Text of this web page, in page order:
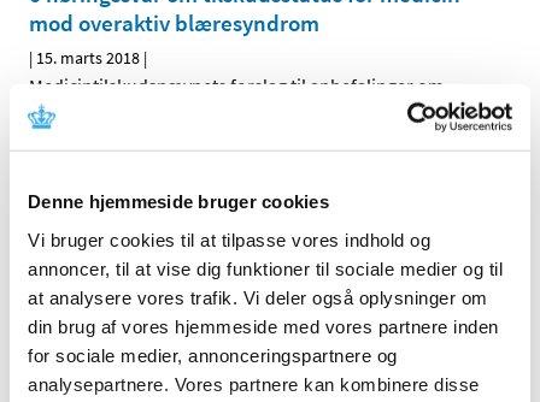
Denne hjemmeside bruger cookies
Vi bruger cookies til at tilpasse vores indhold og
annoncer, til at vise dig funktioner til sociale medier og til
at analysere vores trafik. Vi deler også oplysninger om
din brug af vores hjemmeside med vores partnere inden
for sociale medier, annonceringspartnere og
analysepartnere. Vores partnere kan kombinere disse
mod overaktiv blæresyndrom
| 15. marts 2018 |
Medicintilskudsnævnets forslag til anbefalinger om
fremtidig tilskudsstatus for medicin til behandling af…
|6. marts 2018|
Lægemiddelstyrelsen har besluttet, at Softacort skal have
generelt tilskud. Softacort indeholder …
Alle (513)
TID